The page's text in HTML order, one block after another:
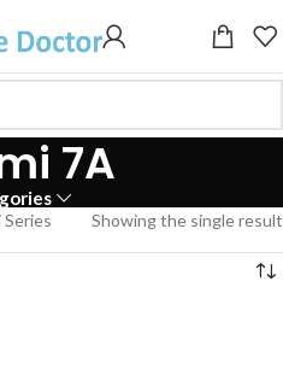
7A
Series Showing the single result